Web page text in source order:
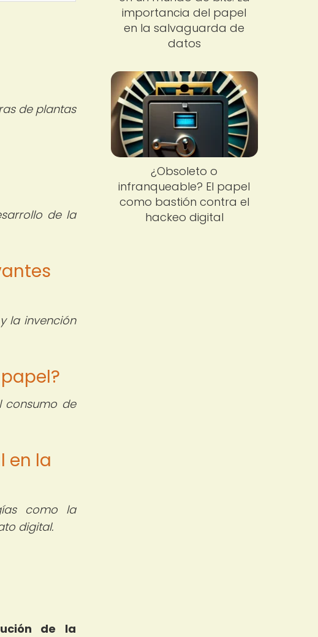
de plantas
de la
la invención
de
en la
como la
digital.
de la
importancia del papel
en la salvaguarda de
datos
¿Obsoleto o
infranqueable? El papel
como bastión contra el
hackeo digital